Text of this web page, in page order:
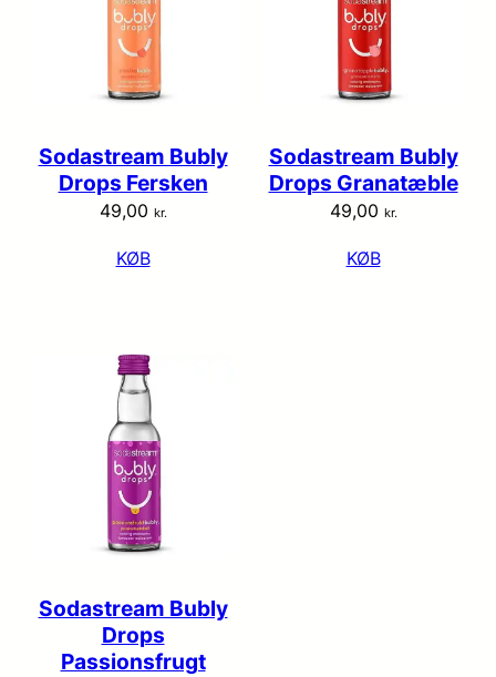
Sodastream Bubly
Drops Fersken
49,00 kr.
KØB
Sodastream Bubly
Drops Granatæble
49,00 kr.
KØB
Sodastream Bubly
Drops
Passionsfrugt